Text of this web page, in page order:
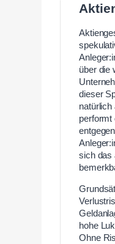
über die
dieser
natürlich
performt
sich das
hohe
Ohne